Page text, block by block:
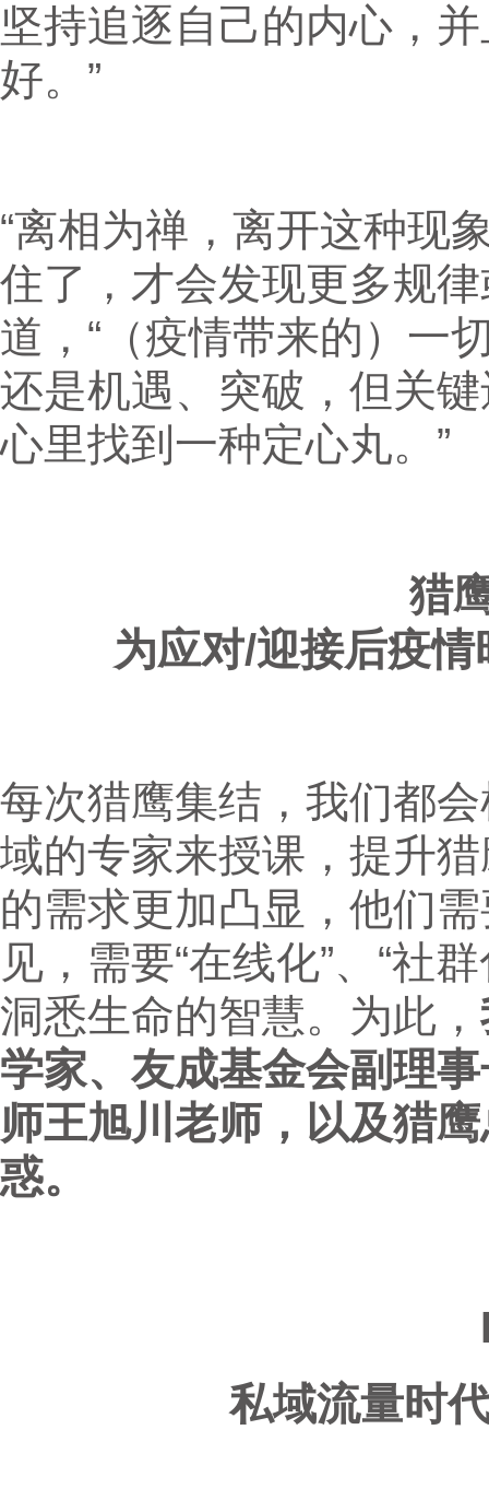
坚持追逐自己的内心，
好。”
“离相为禅，离开这种现
住了，才会发现更多规
道，“（疫情带来的）一
还是机遇、突破，但关
心里找到一种定心丸。”
猎
为应对/迎接后疫
每次猎鹰集结，我们都
域的专家来授课，提升
的需求更加凸显，他们
见，需要“在线化”、“社
洞悉生命的智慧。为此，
学家、友成基金会副理
师王旭川老师，以及猎
惑。
私域流量时